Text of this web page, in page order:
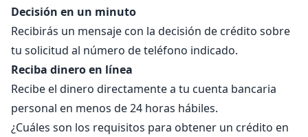
Decisión en un minuto
Recibirás un mensaje con la decisión de crédito sobre
tu solicitud al número de teléfono indicado.
Reciba dinero en línea
Recibe el dinero directamente a tu cuenta bancaria
personal en menos de 24 horas hábiles.
¿Cuáles son los requisitos para obtener un crédito en